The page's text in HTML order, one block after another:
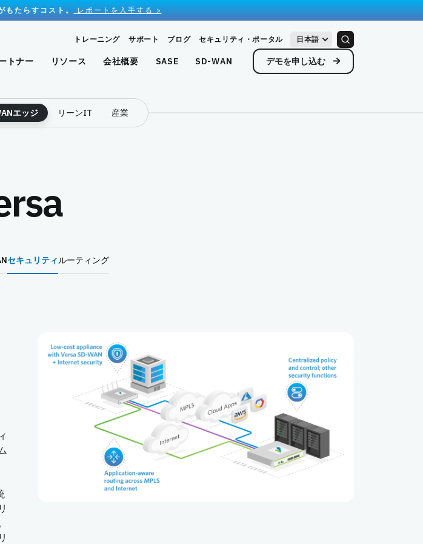
たらすコスト。 レポートを入手する >
トレーニング サポート ブログ セキュリティ・ポータル 日本語
トナー リソース 会社概要 SASE SD-WAN デモを申し込む
エッジ リーンIT 産業
セキュリティルーティング